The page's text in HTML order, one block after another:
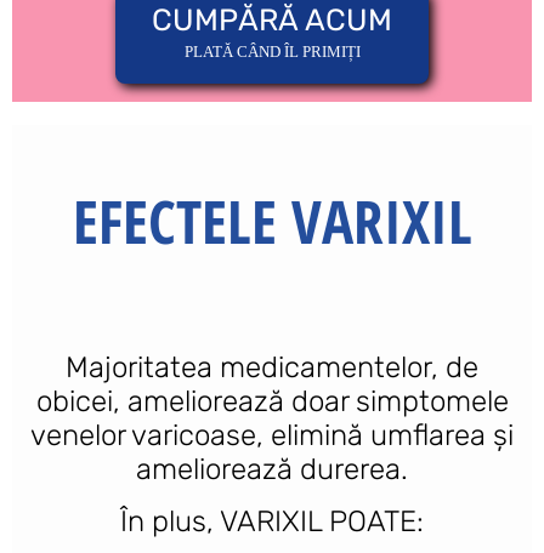
CUMPĂRĂ ACUM
PLATĂ CÂND ÎL PRIMIȚI
EFECTELE VARIXIL
Majoritatea medicamentelor, de
obicei, ameliorează doar simptomele
venelor varicoase, elimină umflarea și
ameliorează durerea.
În plus, VARIXIL POATE: